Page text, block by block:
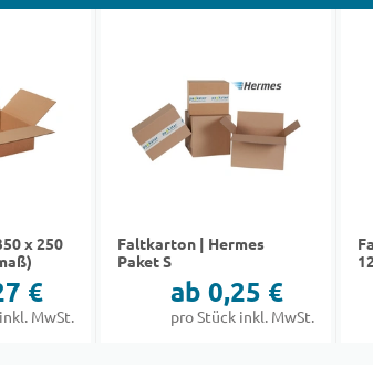
x 250
€
MwSt.
Faltkarton | Hermes
Paket S
ab 0,25 €
pro Stück inkl. MwSt.